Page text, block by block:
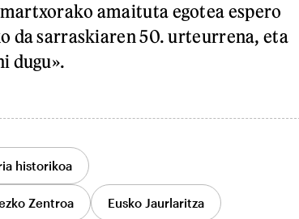
amaituta egotea espero
da sarraskiaren 50. urteurrena, eta
dugu».
historikoa
Zentroa Eusko Jaurlaritza